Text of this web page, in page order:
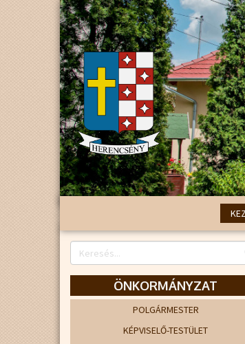
ÖNKORMÁNYZAT
POLGÁRMESTER
KÉPVISELŐ-TESTÜLET